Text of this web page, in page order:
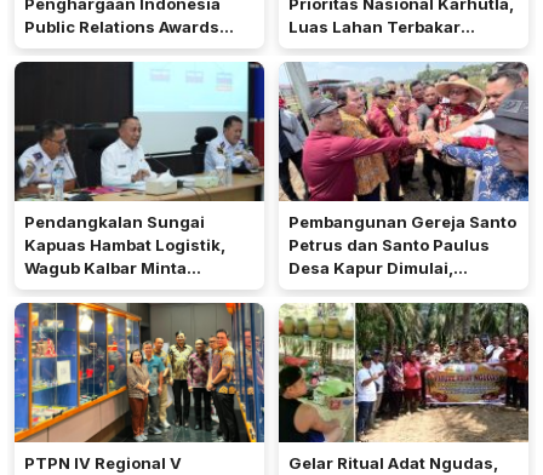
Public Relations Awards
2026
Luas Lahan Terbakar
Peringkat Keempat
Pendangkalan Sungai
Kapuas Hambat Logistik,
Wagub Kalbar Minta
Pengerukan Diprioritaskan
Pembangunan Gereja Santo
Petrus dan Santo Paulus
Desa Kapur Dimulai,
Pemkab Kubu Raya Siapkan
Akses Jalan
PTPN IV Regional V
Gelar Ritual Adat Ngudas,